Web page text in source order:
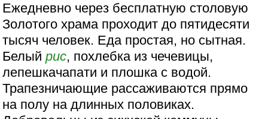
Ежедневно через бесплатную столовую
Золотого храма проходит до пятидесяти
тысяч человек. Еда простая, но сытная.
Белыйрис, похлебка из чечевицы,
лепешкачапати и плошка с водой.
Трапезничающие рассаживаются прямо
на полу на длинных половиках.